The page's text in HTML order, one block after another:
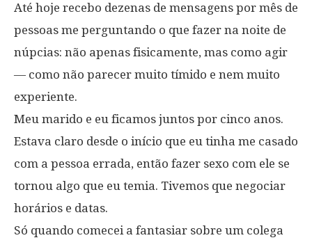
Até hoje recebo dezenas de mensagens por mês de
pessoas me perguntando o que fazer na noite de
núpcias: não apenas fisicamente, mas como agir
— como não parecer muito tímido e nem muito
experiente.
Meu marido e eu ficamos juntos por cinco anos.
Estava claro desde o início que eu tinha me casado
com a pessoa errada, então fazer sexo com ele se
tornou algo que eu temia. Tivemos que negociar
horários e datas.
Só quando comecei a fantasiar sobre um colega